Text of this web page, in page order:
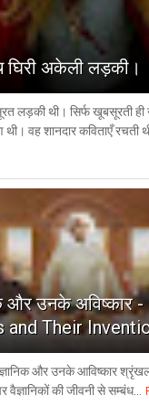
घिरी अकेली लड़की।
लड़की थी। सिर्फ खूबसूरती
थी। वह शानदार कविताएँ रचती
और उनके अविष्कार -
and Their
और उनके आविष्कार
वैज्ञा‍निकों की जीवनी से सम्बंध...